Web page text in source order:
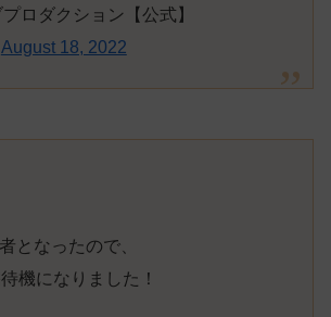
ロダクション【公式】
August 18, 2022
となったので、
機になりました！